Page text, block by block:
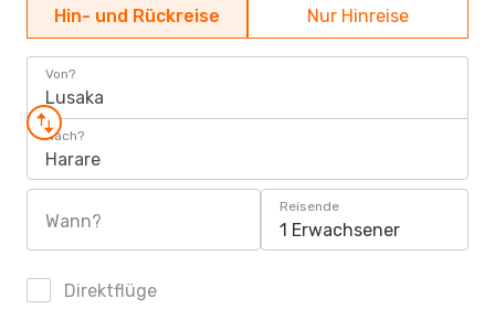
Hin- und Rückreise Nur Hinreise
Von?
Lusaka
Nach?
Harare
Wann?
Reisende
1 Erwachsener
Direktflüge